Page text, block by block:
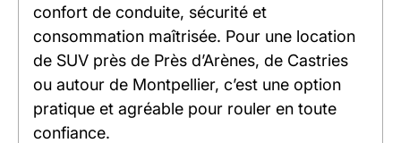
confort de conduite, sécurité et
consommation maîtrisée. Pour une location
de SUV près de Près d’Arènes, de Castries
ou autour de Montpellier, c’est une option
pratique et agréable pour rouler en toute
confiance.